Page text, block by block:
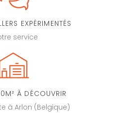
EXPÉRIMENTÉS
service
À DÉCOUVRIR
à Arlon (Belgique)